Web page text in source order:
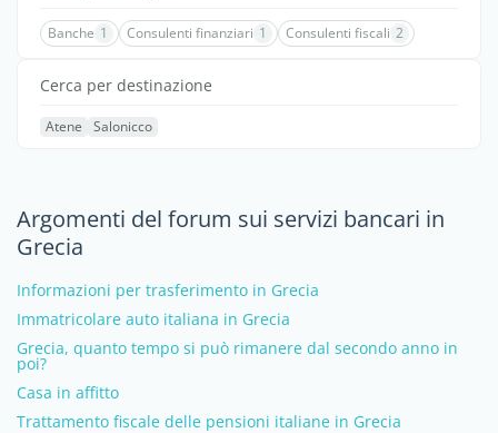
Banche 1 Consulenti finanziari 1 Consulenti fiscali 2
Cerca per destinazione
Atene Salonicco
Argomenti del forum sui servizi bancari in
Grecia
Informazioni per trasferimento in Grecia
Immatricolare auto italiana in Grecia
Grecia, quanto tempo si può rimanere dal secondo anno in
poi?
Casa in affitto
Trattamento fiscale delle pensioni italiane in Grecia